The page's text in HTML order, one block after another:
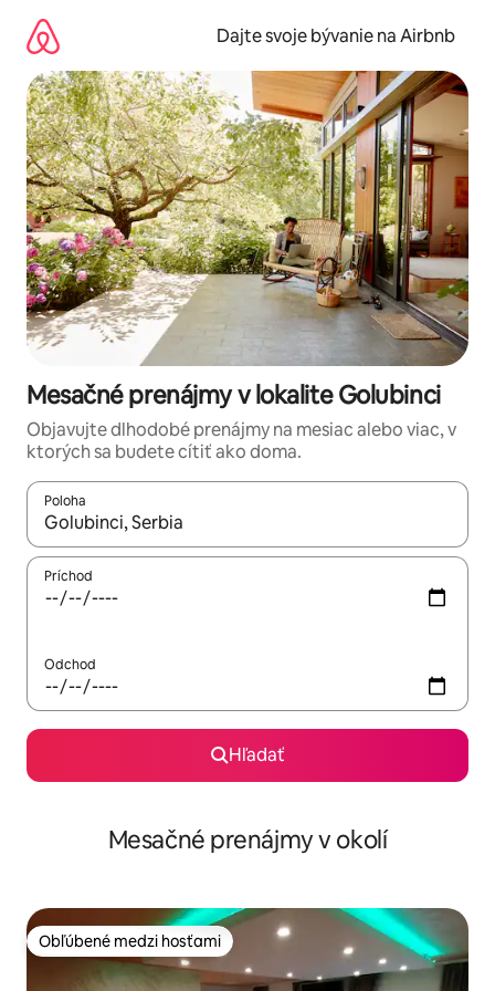
obsah.
Dajte svoje bývanie na Airbnb
Mesačné prenájmy v lokalite Golubinci
Objavujte dlhodobé prenájmy na mesiac alebo viac, v
ktorých sa budete cítiť ako doma.
Poloha
Keď budú výsledky k dispozícii, môžete si ich prechádzať
Príchod
Odchod
Hľadať
Mesačné prenájmy v okolí
Obľúbené medzi hosťami
Obľúbené medzi hosťami